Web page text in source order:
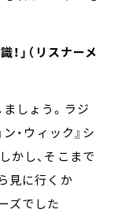
」（リスナーメ
しょう。ラジ
・ウィック』シ
かし、そこまで
見に行くか
ズでした